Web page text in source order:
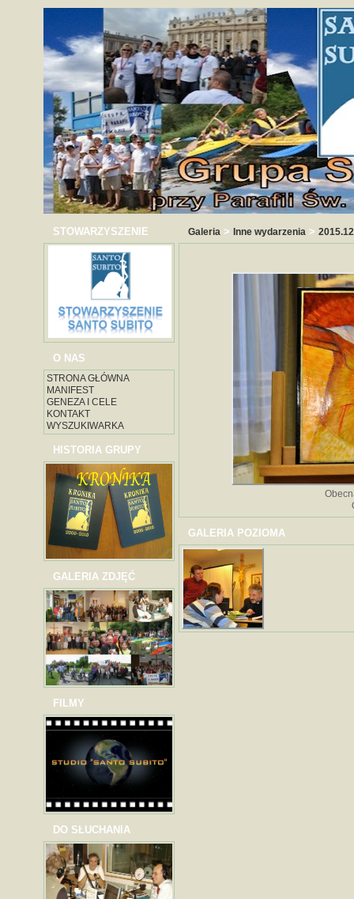
STOWARZYSZENIE
O NAS
STRONA GŁÓWNA
MANIFEST
GENEZA I CELE
KONTAKT
WYSZUKIWARKA
HISTORIA GRUPY
GALERIA ZDJĘĆ
FILMY
DO SŁUCHANIA
Galeria > Inne wydarzenia >
GALERIA POZIOMA